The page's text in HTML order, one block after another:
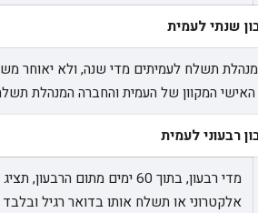
שנתי לעמית
תשלח לעמיתים מדי שנה, ולא יאוחר
המקוון של העמית והחברה המנהלת
רבעוני לעמית
מדי רבעון, בתוך 60
אלקטרוני או תשלח אותו בדואר רגיל